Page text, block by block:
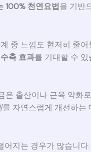
100% 천연요법을 기반
중 느낌도 현저히 줄
축 효과를 기대할 수 있
은 출산이나 근육 약
를 자연스럽게 개선하는
지는 경우가 많습니